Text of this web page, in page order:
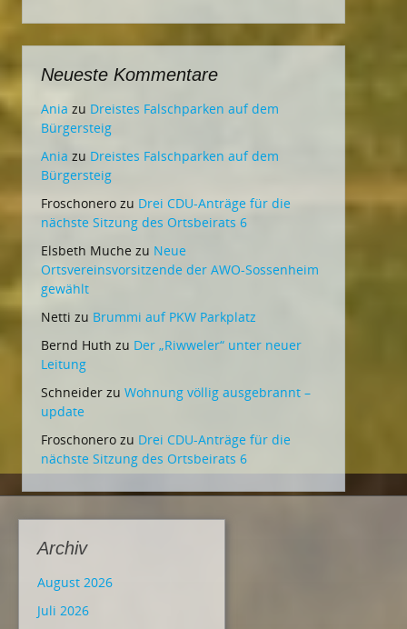
Neueste Kommentare
Ania zu Dreistes Falschparken auf dem
Bürgersteig
Ania zu Dreistes Falschparken auf dem
Bürgersteig
Froschonero zu Drei CDU-Anträge für die
nächste Sitzung des Ortsbeirats 6
Elsbeth Muche zu Neue
Ortsvereinsvorsitzende der AWO-Sossenheim
gewählt
Netti zu Brummi auf PKW Parkplatz
Bernd Huth zu Der „Riwweler“ unter neuer
Leitung
Schneider zu Wohnung völlig ausgebrannt –
update
Froschonero zu Drei CDU-Anträge für die
nächste Sitzung des Ortsbeirats 6
Archiv
August 2026
Juli 2026